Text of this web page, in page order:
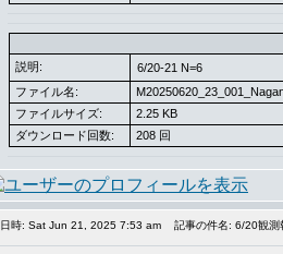
説明:
6/20-21 N=6
ファイル名:
ファイルサイズ:
2.25 KB
ダウンロード回数:
208 回
日時: Sat Jun 21, 2025 7:53 am 記事の件名: 6/20観測